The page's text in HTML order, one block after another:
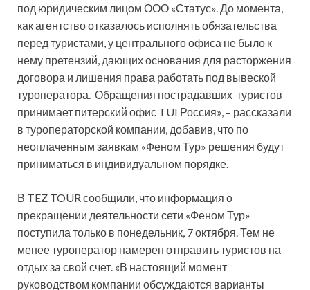
под юридическим лицом ООО «Статус». До момента,
как агентство отказалось исполнять обязательства
перед туристами, у центрального офиса не было к
нему претензий, дающих основания для расторжения
договора и лишения права работать под вывеской
туроператора. Обращения пострадавших туристов
принимает питерский офис TUI Россия», – рассказали
в туроператорской компании, добавив, что по
неоплаченным заявкам «Феном Тур» решения будут
приниматься в индивидуальном порядке.
В TEZ TOUR сообщили, что информация о
прекращении деятельности сети «Феном Тур»
поступила только в понедельник, 7 октября. Тем не
менее туроператор намерен отправить туристов на
отдых за свой счет. «В настоящий момент
руководством компании обсуждаются варианты